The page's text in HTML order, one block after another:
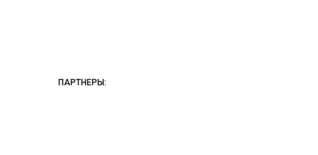
ПАРТНЕРЫ: